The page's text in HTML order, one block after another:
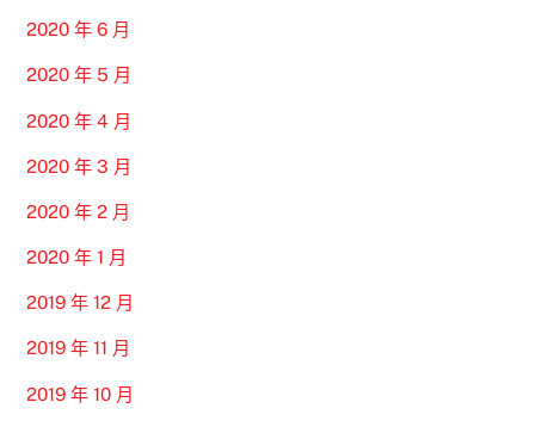
2020 年 6 月
2020 年 5 月
2020 年 4 月
2020 年 3 月
2020 年 2 月
2020 年 1 月
2019 年 12 月
2019 年 11 月
2019 年 10 月